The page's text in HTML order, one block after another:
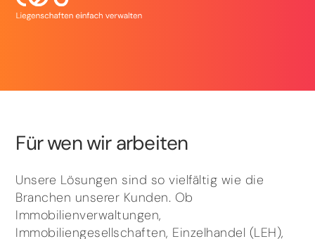
Für wen wir arbeiten
Unsere Lösungen sind so vielfältig wie die
Branchen unserer Kunden. Ob
Immobilienverwaltungen,
Immobiliengesellschaften, Einzelhandel (LEH),